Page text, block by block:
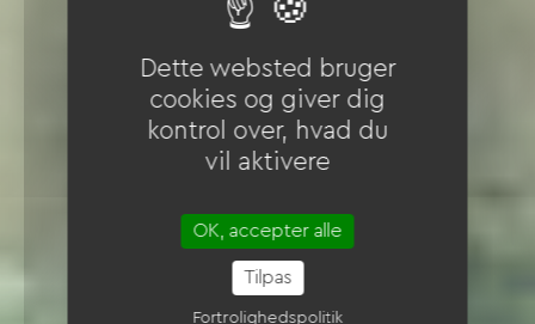
Dette websted bruger
cookies og giver dig
kontrol over, hvad du
vil aktivere
OK, accepter alle
Tilpas
Fortrolighedspolitik